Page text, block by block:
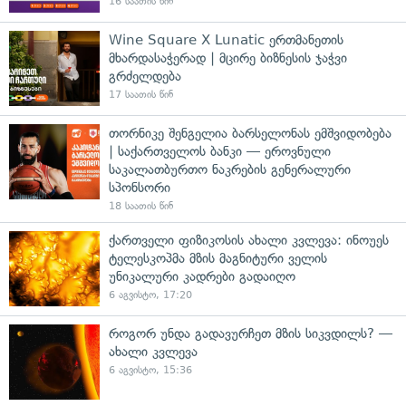
Wine Square X Lunatic ერთმანეთის
მხარდასაჭერად | მცირე ბიზნესის ჯაჭვი
გრძელდება
17 საათის წინ
თორნიკე შენგელია ბარსელონას ემშვიდობება
| საქართველოს ბანკი — ეროვნული
საკალათბურთო ნაკრების გენერალური
სპონსორი
18 საათის წინ
ქართველი ფიზიკოსის ახალი კვლევა: ინოუეს
ტელესკოპმა მზის მაგნიტური ველის
უნიკალური კადრები გადაიღო
6 აგვისტო, 17:20
როგორ უნდა გადავურჩეთ მზის სიკვდილს? —
ახალი კვლევა
6 აგვისტო, 15:36